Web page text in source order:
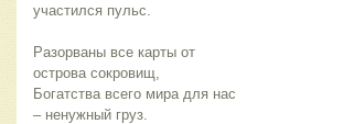
участился пульс.
Разорваны все карты от
острова сокровищ,
Богатства всего мира для нас
– ненужный груз.